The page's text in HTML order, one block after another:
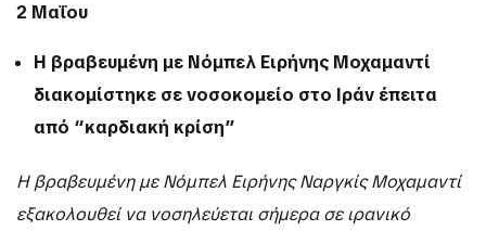
2 Μαΐου
Η βραβευμένη με Νόμπελ Ειρήνης Μοχαμαντί
διακομίστηκε σε νοσοκομείο στο Ιράν έπειτα
από “καρδιακή κρίση”
Η βραβευμένη με Νόμπελ Ειρήνης Ναργκίς Μοχαμαντί
εξακολουθεί να νοσηλεύεται σήμερα σε ιρανικό